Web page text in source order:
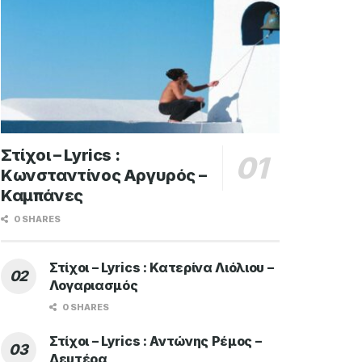
Στίχοι – Lyrics :
Κωνσταντίνος Αργυρός –
Καμπάνες
0 SHARES
Στίχοι – Lyrics : Κατερίνα Λιόλιου –
Λογαριασμός
0 SHARES
Στίχοι – Lyrics : Αντώνης Ρέμος –
Δευτέρα